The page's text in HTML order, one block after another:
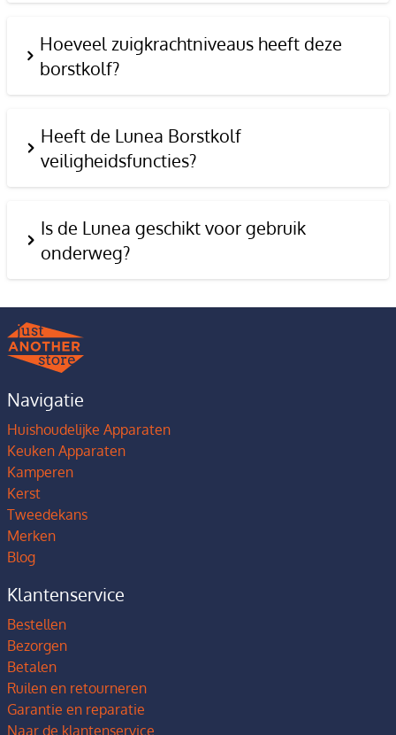
Hoeveel zuigkrachtniveaus heeft deze
borstkolf?
Heeft de Lunea Borstkolf
veiligheidsfuncties?
Is de Lunea geschikt voor gebruik
onderweg?
Navigatie
Huishoudelijke Apparaten
Keuken Apparaten
Kamperen
Kerst
Tweedekans
Merken
Blog
Klantenservice
Bestellen
Bezorgen
Betalen
Ruilen en retourneren
Garantie en reparatie
Naar de klantenservice